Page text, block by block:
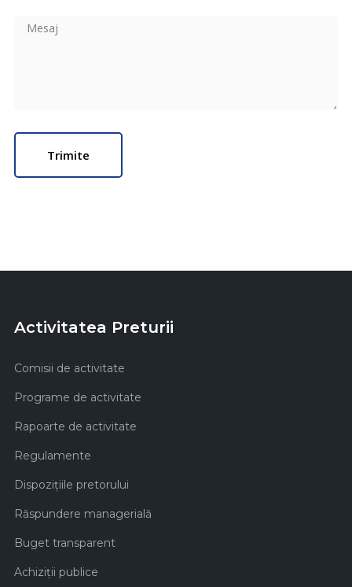
Activitatea Preturii
Comisii de activitate
Programe de activitate
Rapoarte de activitate
Regulamente
Dispozițiile pretorului
Răspundere managerială
Buget transparent
Achiziţii publice